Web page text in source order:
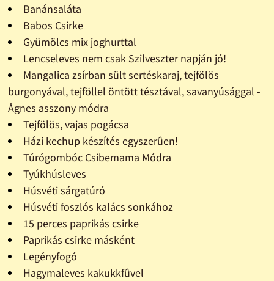
Banánsaláta
Babos Csirke
Gyümölcs mix joghurttal
Lencseleves nem csak Szilveszter napján jó!
Mangalica zsírban sült sertéskaraj, tejfölös
burgonyával, tejföllel öntött tésztával, savanyúsággal -
Ágnes asszony módra
Tejfölös, vajas pogácsa
Házi kechup készítés egyszerûen!
Túrógombóc Csibemama Módra
Tyúkhúsleves
Húsvéti sárgatúró
Húsvéti foszlós kalács sonkához
15 perces paprikás csirke
Paprikás csirke másként
Legényfogó
Hagymaleves kakukkfûvel